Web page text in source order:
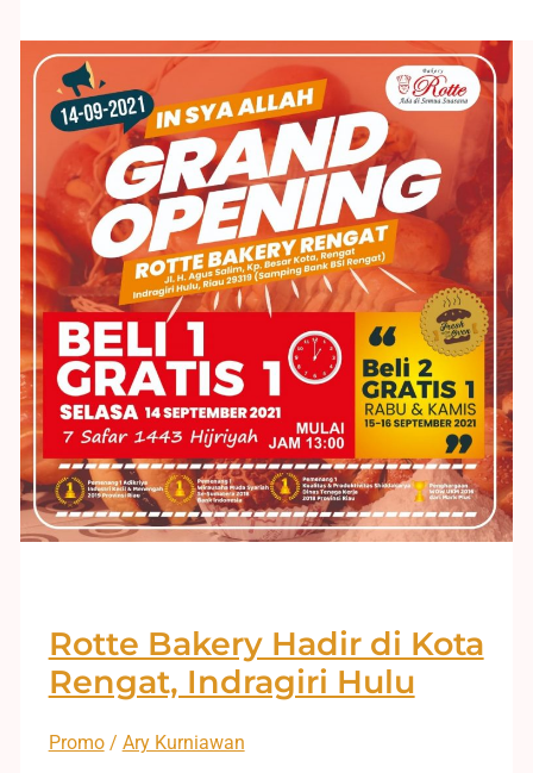
Rotte Bakery Hadir di Kota
Rengat, Indragiri Hulu
Promo/ Ary Kurniawan